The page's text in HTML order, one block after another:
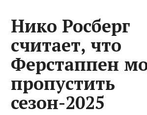
Нико Росберг
считает, что
Ферстаппен
пропустить
сезон-2025